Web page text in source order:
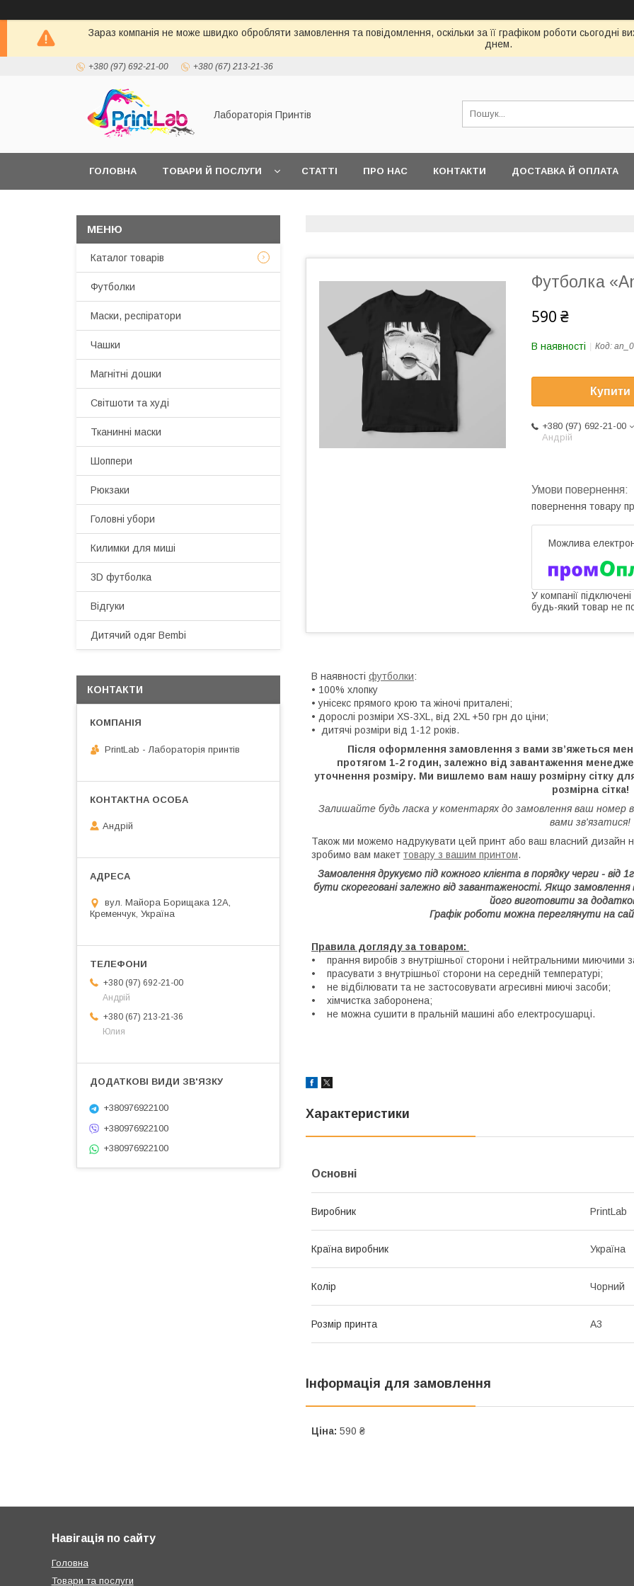
Зараз компанія не може швидко обробляти замовлення та повідомлення, оскільки за її графіком роботи
днем.
+380 (97) 692-21-00 +380 (67) 213-21-36
Лабораторія Принтів
ГОЛОВНА ТОВАРИ Й ПОСЛУГИ СТАТТІ ПРО НАС КОНТАКТИ ДОСТАВКА Й ОПЛАТА
Футболка
590 ₴
В наявності Код:
Купити
+380 (97) 692-21-00
Андрій
повернення товару
У компанії
будь-який товар не
В наявності футболки:
• 100% хлопку
• унісекс прямого крою та жіночі приталені;
• дорослі розміри XS-3XL, від 2XL +50 грн до ціни;
• дитячі розміри від 1-12 років.
Після оформлення замовлення з вами зв’яжеться
протягом 1-2 годин, залежно від завантаження
уточнення розміру. Ми вишлемо вам нашу розмірну сітку
розмірна сітка!
Залишайте будь ласка у коментарях до замовлення ваш
вами зв'язатися!
Також ми можемо надрукувати цей принт або ваш власний дизайн
зробимо вам макет товару з вашим принтом.
Замовлення друкуємо під кожного клієнта в порядку черги -
бути скореговані залежно від завантаженості. Якщо
його виготовити за
Графік роботи можна переглянути на
Правила догляду за товаром:
• прання виробів з внутрішньої сторони і нейтральними миючими
• прасувати з внутрішньої сторони на середній температурі;
• не відбілювати та не застосовувати агресивні миючі засоби;
• хімчистка заборонена;
• не можна сушити в пральній машині або електросушарці.
Характеристики
Основні
Виробник PrintLab
Країна виробник Україна
Колір Чорний
Розмір принта А3
Інформація для замовлення
Ціна: 590 ₴
Каталог товарів
Футболки
Маски, респіратори
Чашки
Магнітні дошки
Світшоти та худі
Тканинні маски
Шоппери
Рюкзаки
Головні убори
Килимки для миші
3D футболка
Відгуки
Дитячий одяг Bembi
КОНТАКТИ
PrintLab - Лабораторія принтів
Андрій
вул. Майора Борищака 12А,
Кременчук, Україна
+380 (97) 692-21-00
Андрій
+380 (67) 213-21-36
Юлия
+380976922100
+380976922100
+380976922100
Навігація по сайту
Головна
Товари та послуги